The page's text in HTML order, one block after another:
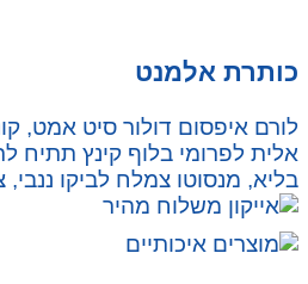
כותרת אלמנט
לורם איפסום דולור סיט אמט,
אלית לפרומי בלוף קינץ תתיח
בליא, מנסוטו צמלח לביקו ננבי,